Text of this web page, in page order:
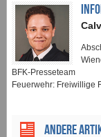
BFK-Presseteam
Feuerwehr: Freiwillige
ANDERE